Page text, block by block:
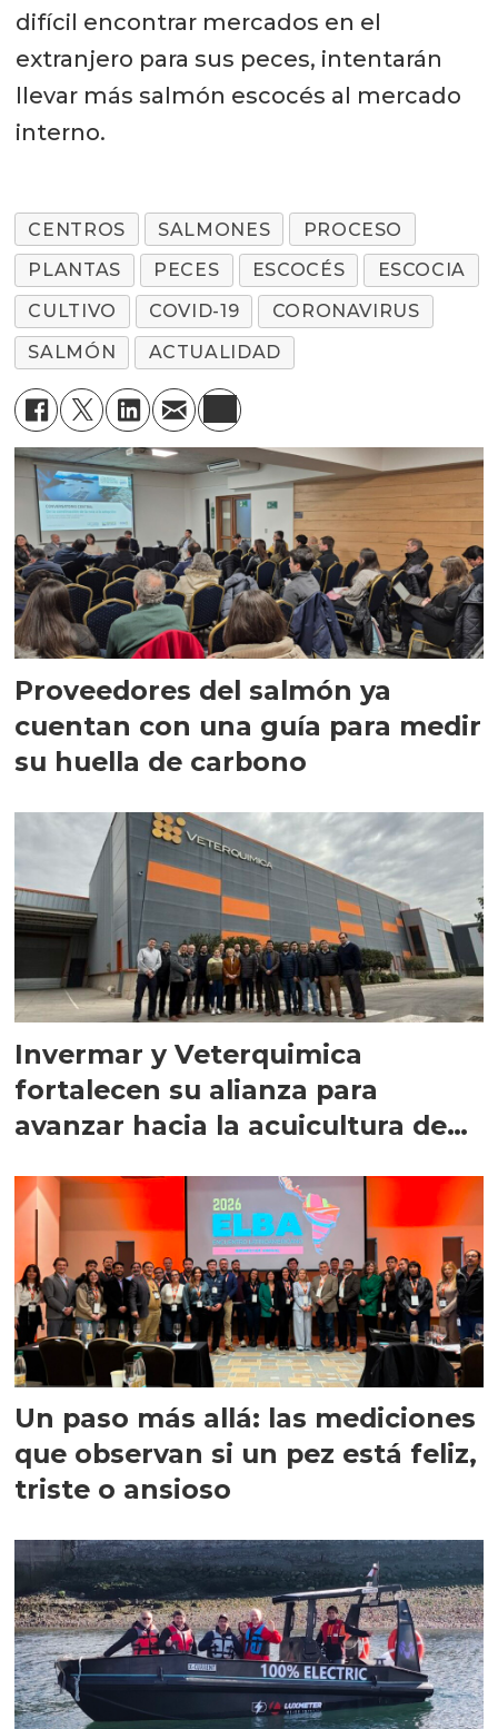
difícil encontrar mercados en el
extranjero para sus peces, intentarán
llevar más salmón escocés al mercado
interno.
CENTROS SALMONES
PROCESO
PLANTAS
PECES ESCOCÉS
ESCOCIA
CULTIVO
COVID-19
CORONAVIRUS
SALMÓN
ACTUALIDAD
Proveedores del salmón ya
cuentan con una guía para medir
su huella de carbono
Invermar y Veterquimica
fortalecen su alianza para
avanzar hacia la acuicultura de
Un paso más allá: las mediciones
que observan si un pez está feliz,
triste o ansioso